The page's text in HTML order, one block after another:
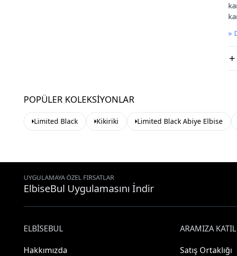
»
POPÜLER KOLEKSIYONLAR
Limited Black Kikiriki Limited Black Abiye Elbise
UYGULAMAYA ÖZEL FIRSATLAR
ElbiseBul Uygulamasını İndir
ELBISEBUL
Hakkımızda
ARAMIZA KATIL
Satış Ortaklığı